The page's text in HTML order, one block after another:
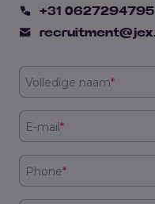
+31 0627294795
Volledige naam*
E-mail*
Phone*